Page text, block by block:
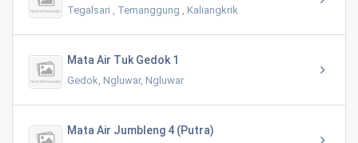
Tegalsari , Temanggung , Kaliangkrik
Mata Air Tuk Gedok 1
Gedok, Ngluwar, Ngluwar
Mata Air Jumbleng 4 (Putra)